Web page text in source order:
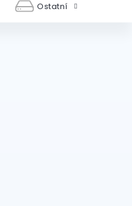
Ostatní